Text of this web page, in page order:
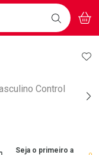
Exclusivas!
BAIXE
O APP
BUSCAR
Seja o primeiro a